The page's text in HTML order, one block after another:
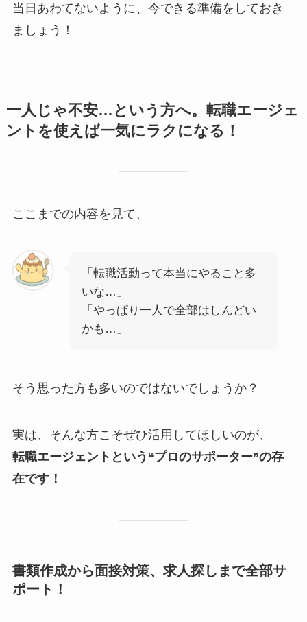
当日あわてないように、今できる準備をしておき
ましょう！
一人じゃ不安…という方へ。転職エージェ
ントを使えば一気にラクになる！
ここまでの内容を見て、
「転職活動って本当にやること多
いな…」
「やっぱり一人で全部はしんどい
かも…」
そう思った方も多いのではないでしょうか？
実は、そんな方こそぜひ活用してほしいのが、
転職エージェントという“プロのサポーター”の存
在です！
書類作成から面接対策、求人探しまで全部サ
ポート！